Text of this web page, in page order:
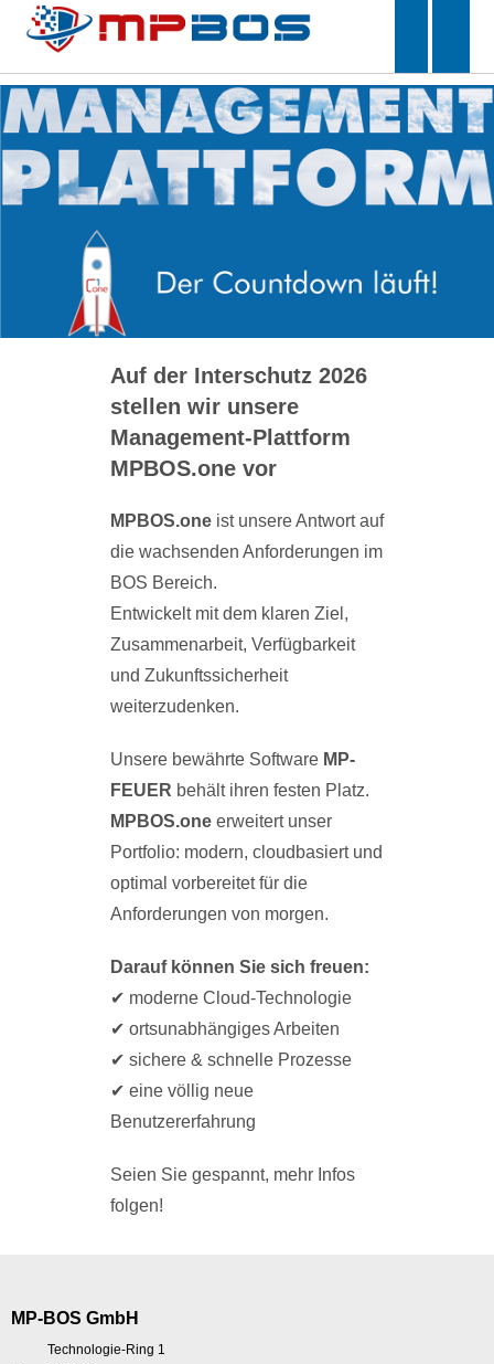
Auf der Interschutz 2026
stellen wir unsere
Management-Plattform
MPBOS.one vor
MPBOS.one ist unsere Antwort auf
die wachsenden Anforderungen im
BOS Bereich.
Entwickelt mit dem klaren Ziel,
Zusammenarbeit, Verfügbarkeit
und Zukunftssicherheit
weiterzudenken.
Unsere bewährte Software MP-
FEUER behält ihren festen Platz.
MPBOS.one erweitert unser
Portfolio: modern, cloudbasiert und
optimal vorbereitet für die
Anforderungen von morgen.
Darauf können Sie sich freuen:
✔ moderne Cloud-Technologie
✔ ortsunabhängiges Arbeiten
✔ sichere & schnelle Prozesse
✔ eine völlig neue
Benutzererfahrung
Seien Sie gespannt, mehr Infos
folgen!
MP-BOS GmbH
Technologie-Ring 1